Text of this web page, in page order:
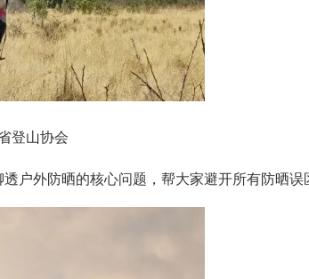
登山协会
户外防晒的核心问题，帮大家避开所有防晒误